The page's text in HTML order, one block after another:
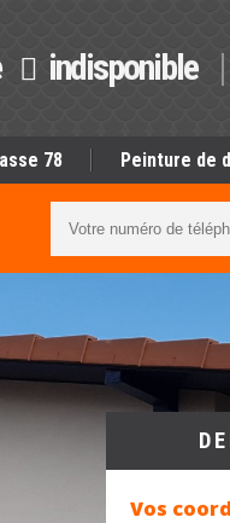
indisponible
78 Peinture de
Vos